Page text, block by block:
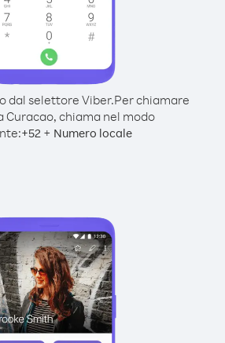
dal selettore Viber.Per chiamare
Curacao, chiama nel modo
+52 + Numero locale